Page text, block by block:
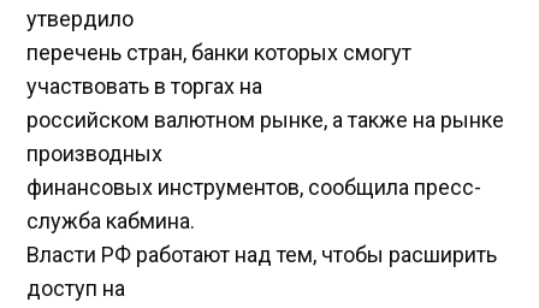
утвердило
перечень стран, банки которых смогут
участвовать в торгах на
российском валютном рынке, а также на рынке
производных
финансовых инструментов, сообщила пресс-
служба кабмина.
Власти РФ работают над тем, чтобы расширить
доступ на